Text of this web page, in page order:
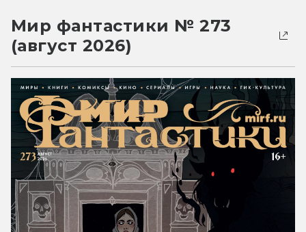
Мир фантастики № 273
(август 2026)